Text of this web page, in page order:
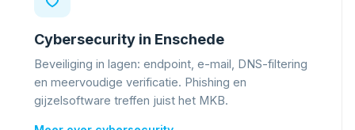
Cybersecurity in Enschede
Beveiliging in lagen: endpoint, e-mail, DNS-filtering
en meervoudige verificatie. Phishing en
gijzelsoftware treffen juist het MKB.